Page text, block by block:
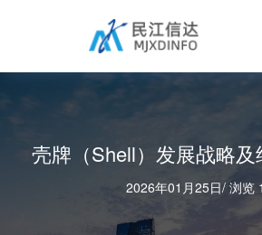
壳牌（Shell）发展战略
2026年01月25日/ 浏览